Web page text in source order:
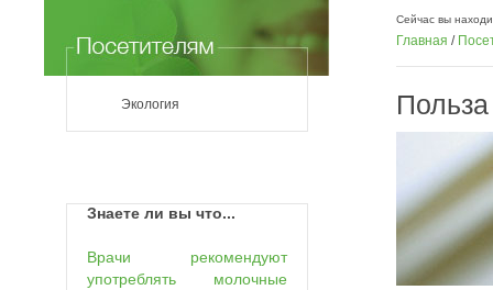
Экология
Знаете ли вы что...
Врачи рекомендуют
употреблять молочные
Сейчас вы
Главная /